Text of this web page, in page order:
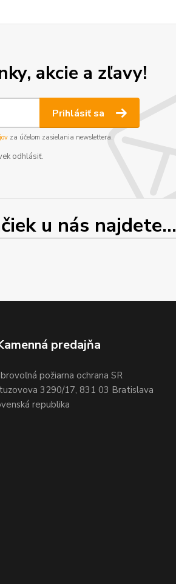
akcie a zľavy!
Prihlásiť sa
za účelom zasielania newslettera.
odhlásiť.
u nás najdete...
predajňa
požiarna ochrana SR
3290/17, 831 03 Bratislava
republika